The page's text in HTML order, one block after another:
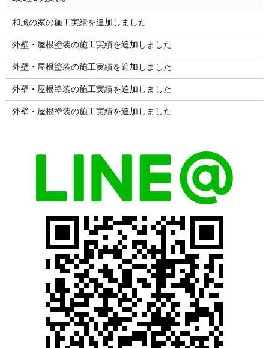
和風の家の施工実績を追加しました
外壁・屋根塗装の施工実績を追加しました
外壁・屋根塗装の施工実績を追加しました
外壁・屋根塗装の施工実績を追加しました
外壁・屋根塗装の施工実績を追加しました